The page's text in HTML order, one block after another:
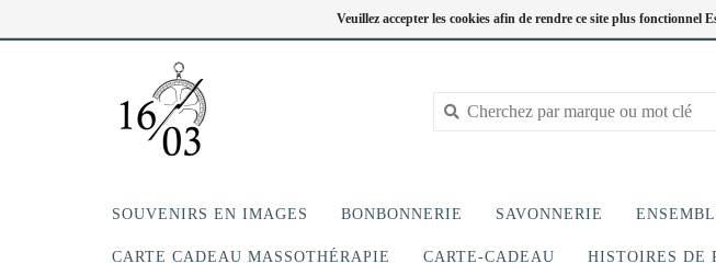
Se connecter
SOUVENIRS EN IMAGES BONBONNERIE SAVONNERIE
CARTE CADEAU MASSOTHÉRAPIE CARTE-CADEAU HISTOIRES DE
Veuillez accepter les cookies afin de rendre ce site plus fonctionnel